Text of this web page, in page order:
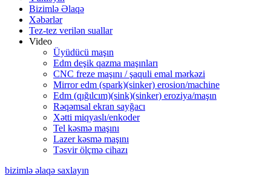
Bizimlə Əlaqə
Xəbərlər
Tez-tez verilən suallar
Video
Üyüdücü maşın
Edm deşik qazma maşınları
CNC freze maşını / şaquli emal mərkəzi
Mirror edm (spark)(sinker) erosion/machine
Edm (qığılcım)(sink)(sinker) eroziya/maşın
Rəqəmsal ekran sayğacı
Xətti miqyaslı/enkoder
Tel kəsmə maşını
Lazer kəsmə maşını
Təsvir ölçmə cihazı
bizimlə əlaqə saxlayın